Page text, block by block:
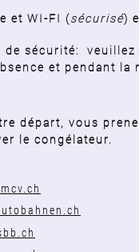
et WI-FI (sécurisé)
de sécurité:
et pendant la
départ, vous
le congélateur.